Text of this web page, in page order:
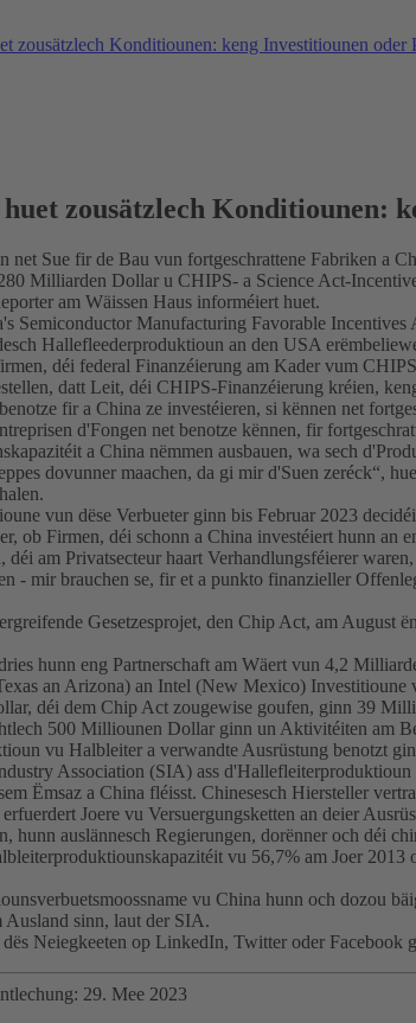
zousätzlech Konditiounen: keng Investitiounen oder
zousätzlech Konditiounen:
net Sue fir de Bau vun fortgeschrattene Fabriken a
Milliarden Dollar u CHIPS- a Science Act-
am Wäissen Haus informéiert huet.
Semiconductor Manufacturing Favorable
Hallefleederproduktioun an den USA
déi federal Finanzéierung am Kader vum
datt Leit, déi CHIPS-Finanzéierung kréien,
fir a China ze investéieren, si kënnen net
d'Fongen net benotze kënnen, fir
a China nëmmen ausbauen, wa sech
dovunner maachen, da gi mir d'Suen zeréck“,
vun dëse Verbueter ginn bis Februar 2023
ob Firmen, déi schonn a China investéiert hunn
déi am Privatsecteur haart Verhandlungsféierer
- mir brauchen se, fir et a punkto finanzieller
Gesetzesprojet, den Chip Act, am
hunn eng Partnerschaft am Wäert vun 4,2
an Arizona) an Intel (New Mexico)
déi dem Chip Act zougewise goufen, ginn 39
500 Milliounen Dollar ginn un Aktivitéiten am
vu Halbleiter a verwandte Ausrüstung benotzt
Association (SIA) ass
Ëmsaz a China fléisst. Chinesesch Hiersteller
Joere vu Versuergungsketten an deier
hunn auslännesch Regierungen, dorënner och déi
vu 56,7% am Joer
vu China hunn och dozou
Ausland sinn, laut der SIA.
Neiegkeeten op LinkedIn, Twitter oder Facebook
29. Mee 2023